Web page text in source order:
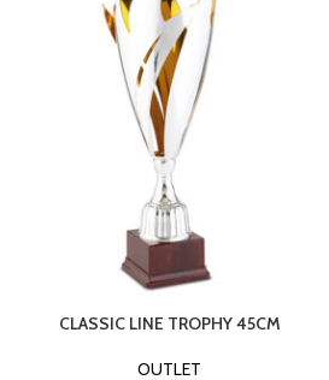
CLASSIC LINE TROPHY 45CM
OUTLET